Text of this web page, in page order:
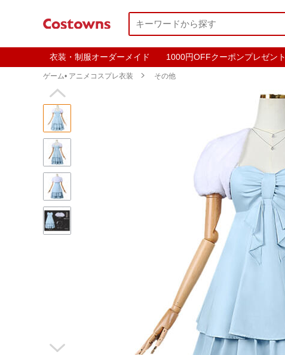
衣装・制服オーダーメイド 1000円OFFクーポンプレゼント
ゲーム• アニメコスプレ衣装  その他

